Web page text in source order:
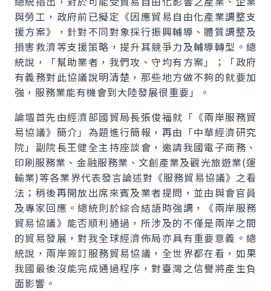
與勞工，政府前已擬定《因應貿易自由化產業調整支
援方案》，針對不同對象採行振興輔導、體質調整及
損害救濟等支援策略，提升其競爭力及輔導轉型。總
統說，「幫助業者，我們攻、守均有方案」；「政府
有義務對此協議說明清楚，那些地方做不夠的就要加
強，服務業能有機會到大陸發展很重要」。
論壇首先由經濟部國貿局長張俊福就「《兩岸服務貿
易協議》簡介」為題進行簡報，再由「中華經濟研究
院」副院長王健全主持座談會，邀請我國電子商務、
印刷服務業、金融服務業、文創產業及觀光旅遊業(運
輸業)等各業界代表發言論述對《服務貿易協議》之看
法；稍後再開放出席來賓及業者提問，並由與會官員
及專家回應。總統則於綜合結語時強調，《兩岸服務
貿易協議》能否順利通過，所涉及的不僅是兩岸之間
的貿易發展，對我全球經濟佈局亦具有重要意義。總
統說，兩岸簽訂服務貿易協議，全世界都在看，如果
我國最後沒能完成通過程序，對臺灣之信譽將產生負
面影響。